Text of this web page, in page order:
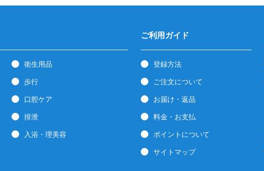
衛生用品
歩行
口腔ケア
排泄
入浴・理美容
ご利用ガイド
登録方法
ご注文について
お届け・返品
料金・お支払
ポイントについて
サイトマップ